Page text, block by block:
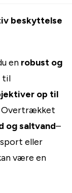
beskyttelse
en robust og
til
op til
Overtrækket
og saltvand–
eller
være en